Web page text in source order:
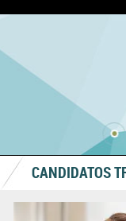
CANDIDATOS